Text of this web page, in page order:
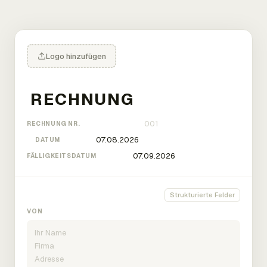
Logo hinzufügen
RECHNUNG NR.
DATUM
FÄLLIGKEITSDATUM
Strukturierte Felder
VON